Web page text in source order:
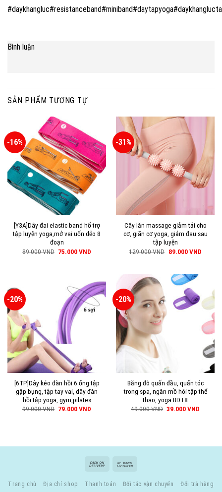
Bình luận
SẢN PHẨM TƯƠNG TỰ
-16%
[Y3A]Dây đai elastic band hổ trợ
tập luyện yoga,mở vai uốn dẻo 8
đoạn
89.000VND 75.000VND
-31%
Cây lăn massage giảm tải cho
cơ, giãn cơ yoga, giảm đau sau
tập luyện
129.000VND 89.000VND
-20%
[6TP]Dây kéo đàn hồi 6 ống tập
gập bụng, tập tay vai, dây đàn
hồi tập yoga, gym,pilates
99.000VND 79.000VND
-20%
Băng đô quấn đầu, quấn tóc
trong spa, ngăn mồ hôi tập thể
thao, yoga BDT8
49.000VND 39.000VND
Trang chủ Địa chỉ shop Thanh toán Đối tác vận chuyển Đổi trả hàng